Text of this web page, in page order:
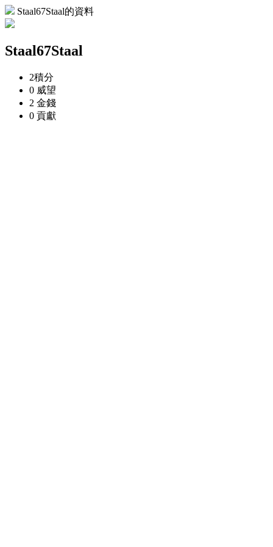
Staal67Staal的資料
Staal67Staal
2積分
0 威望
2 金錢
0 貢獻